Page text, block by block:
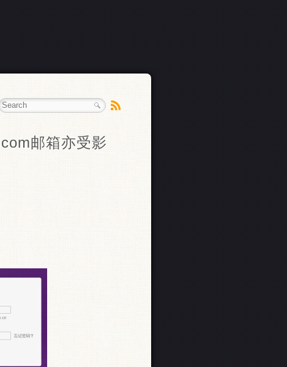
邮箱亦受影